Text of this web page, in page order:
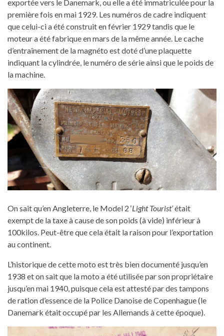
exportée vers le Danemark, ou elle a été immatriculée pour la
première fois en mai 1929. Les numéros de cadre indiquent
que celui-ci a été construit en février 1929 tandis que le
moteur a été fabrique en mars de la même année. Le cache
d’entraînement de la magnéto est doté d’une plaquette
indiquant la cylindrée, le numéro de série ainsi que le poids de
la machine.
On sait qu’en Angleterre, le Model 2 ‘Light Tourist’était
exempt de la taxe à cause de son poids (à vide) inférieur à
100kilos. Peut-être que cela était la raison pour l’exportation
au continent.
L’historique de cette moto est très bien documenté jusqu’en
1938 et on sait que la moto a été utilisée par son propriétaire
jusqu’en mai 1940, puisque cela est attesté par des tampons
de ration d’essence de la Police Danoise de Copenhague (le
Danemark était occupé par les Allemands à cette époque).